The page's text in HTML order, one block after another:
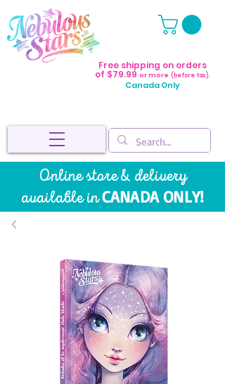
Free shipping on orders
of $79.99 or more (before tax).
Canada Only
Online store & delivery
available inCANADA ONLY!